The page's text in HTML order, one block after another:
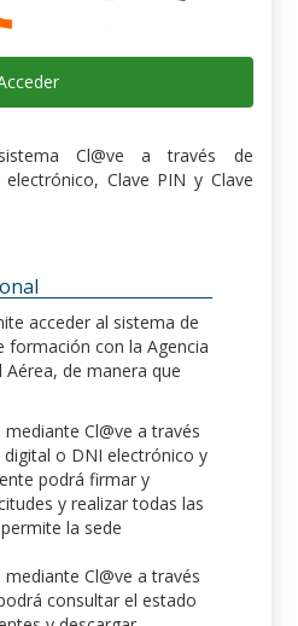
Cl@ve a través de
Clave PIN y Clave
acceder al sistema de
formación con la Agencia
Aérea, de manera que
Cl@ve a través
o DNI electrónico y
podrá firmar y
y realizar todas las
la sede
Cl@ve a través
consultar el estado